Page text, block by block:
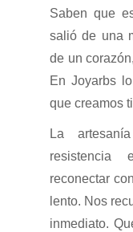
Saben que
salió de una
de un
En Joyarbs
que creamos
La
resistencia
reconectar
lento. Nos
inmediato.